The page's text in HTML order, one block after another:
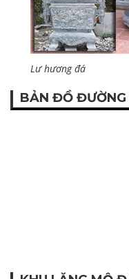
Lư hương đá
BẢN ĐỒ